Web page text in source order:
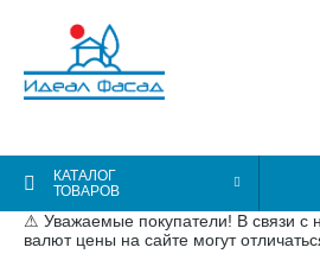
КАТАЛОГ
ТОВАРОВ
⚠ Уважаемые покупатели! В связи с
валют цены на сайте могут